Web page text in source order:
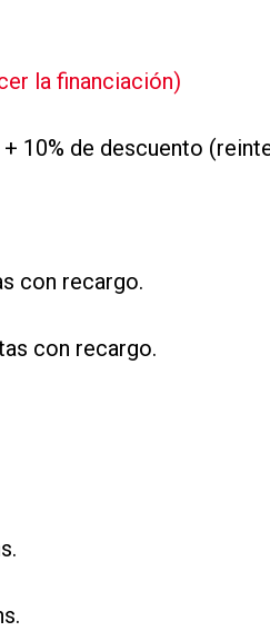
la financiación)
10% de descuento
con recargo.
con recargo.